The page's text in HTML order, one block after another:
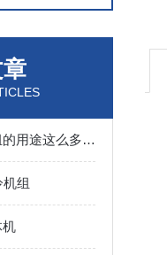
原来螺杆式制冷机组的用途这么多，小编来带你了解下
组
机